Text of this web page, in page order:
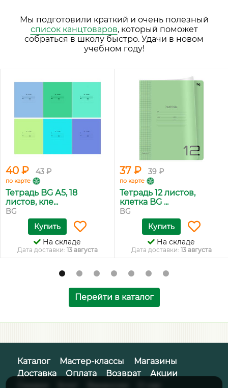
Мы подготовили краткий и очень полезный
список канцтоваров, который поможет
собраться в школу быстро. Удачи в новом
учебном году!
40 ₽ 43 ₽
по карте
Тетрадь BG А5, 18
листов, кле...
BG
Купить
На складе
Дата доставки: 13 августа
37 ₽ 39 ₽
по карте
Тетрадь 12 листов,
клетка BG ...
BG
Купить
На складе
Дата доставки: 13 августа
Перейти в каталог
Каталог Мастер-классы
Магазины
Доставка
Оплата Возврат
Акции